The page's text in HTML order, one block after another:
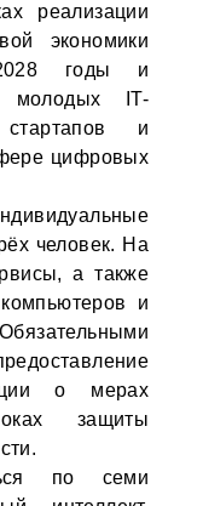
реализации
экономики
годы и
молодых IT-
стартапов и
цифровых
человек. На
а также
и
о мерах
защиты
по семи